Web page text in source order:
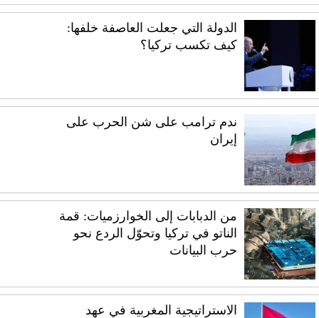
الدولة التي جعلت العاصفة خلفها:
كيف تكسب تركيا؟
ندم ترامب على شن الحرب على
إيران
من الدبابات إلى الخوارزميات: قمة
الناتو في تركيا وتحوّل الردع نحو
حرب البيانات
الاستراتيجية المغربية في عهد